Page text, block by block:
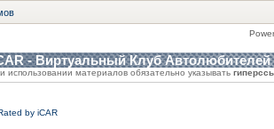
- Виртуальный Клуб Автолюбителей
использовании материалов обязательно указывать